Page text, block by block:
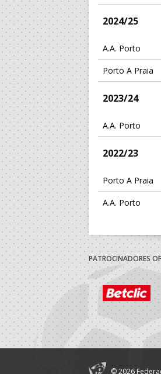
2024/25
A.A. Porto
Porto A Praia
2023/24
A.A. Porto
2022/23
Porto A Praia
A.A. Porto
A.A. Porto
2020/21
A.A. Porto
2019/20
A.A. Porto
PATROCINADORES
© 2026